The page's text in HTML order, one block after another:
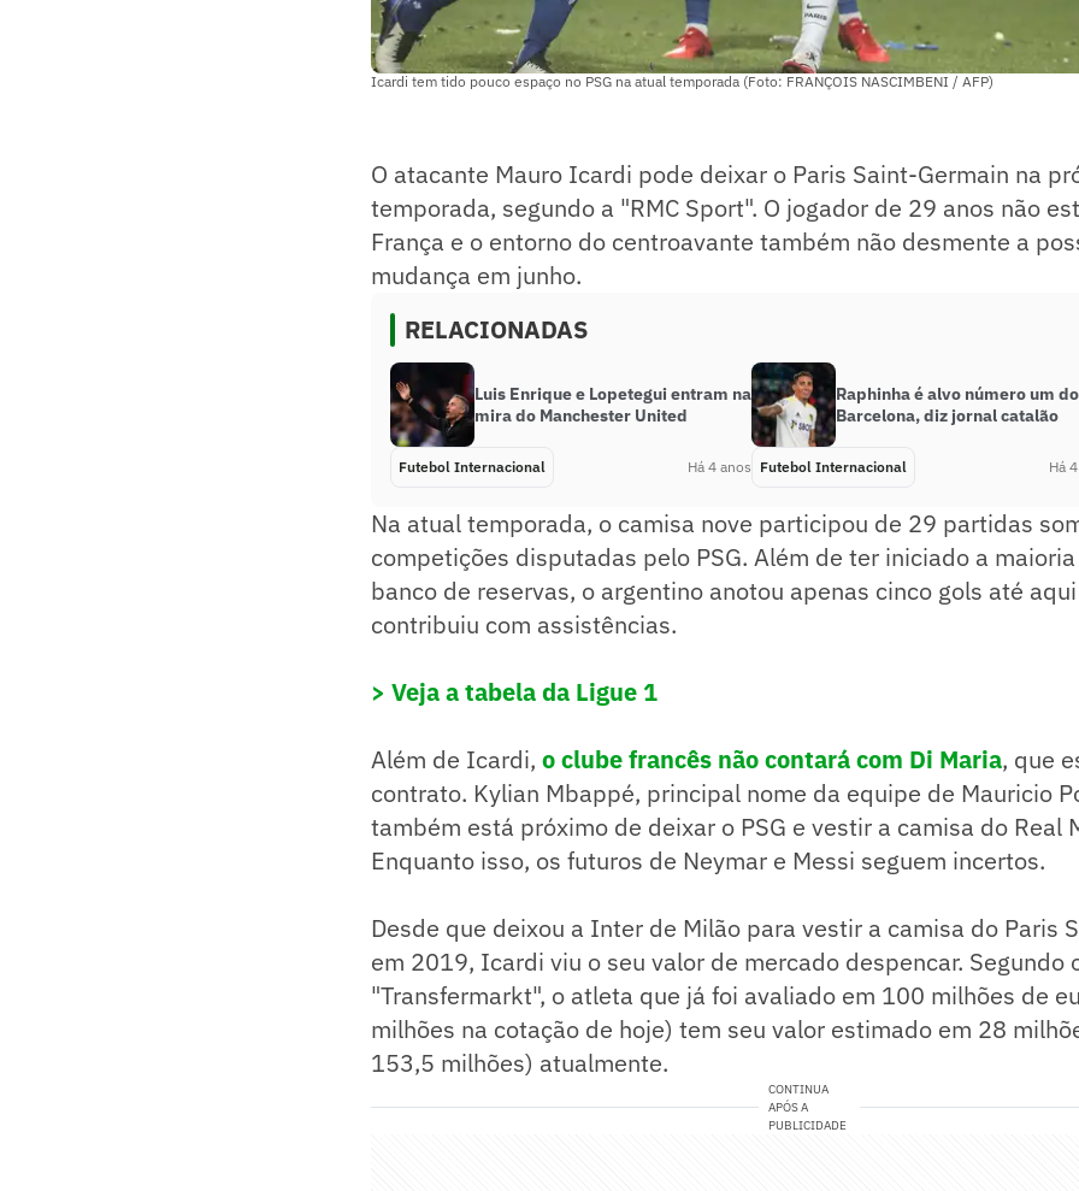
Icardi tem tido pouco espaço no PSG na atual temporada (Foto: FRANÇOIS NASCIMBENI / AFP)
O atacante Mauro Icardi pode deixar o Paris Saint-Germain na
temporada, segundo a "RMC Sport". O jogador de 29 anos não
França e o entorno do centroavante também não desmente a
mudança em junho.
RELACIONADAS
Luis Enrique e Lopetegui entram na
mira do Manchester United
Futebol Internacional Há 4 anos
Raphinha é alvo número um do
Barcelona, diz jornal catalão
Futebol Internacional Há
Na atual temporada, o camisa nove participou de 29 partidas
competições disputadas pelo PSG. Além de ter iniciado a
banco de reservas, o argentino anotou apenas cinco gols até
contribuiu com assistências.
> Veja a tabela da Ligue 1
Além de Icardi, o clube francês não contará com Di Maria, que
contrato. Kylian Mbappé, principal nome da equipe de Mauricio
também está próximo de deixar o PSG e vestir a camisa do Real
Enquanto isso, os futuros de Neymar e Messi seguem incertos.
Desde que deixou a Inter de Milão para vestir a camisa do Paris
em 2019, Icardi viu o seu valor de mercado despencar. Segundo
"Transfermarkt", o atleta que já foi avaliado em 100 milhões de
milhões na cotação de hoje) tem seu valor estimado em 28
153,5 milhões) atualmente.
CONTINUA
APÓS A
PUBLICIDADE